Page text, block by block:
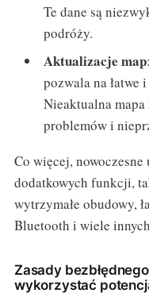
Te dane są
podróży.
Aktualizacje map
pozwala na łatwe
Nieaktualna
problemów i
Co więcej,
dodatkowych funkcji,
wytrzymałe obudowy,
Bluetooth i wiele
Zasady
wykorzystać